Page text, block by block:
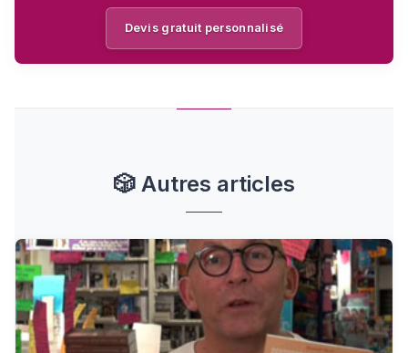
Devis gratuit personnalisé
🎲Autres articles